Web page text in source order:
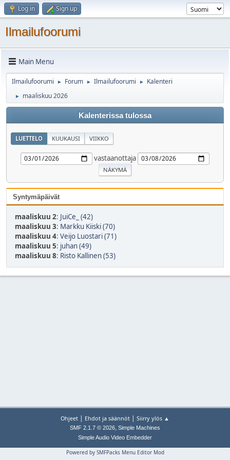
Log in Sign up
Ilmailufoorumi
Main Menu
Ilmailufoorumi ► Forum ► Ilmailufoorumi ► Kalenteri
► maaliskuu 2026
Kalenterissa tulossa
LUETTELO KUUKAUSI VIIKKO
vastaanottaja
Syntymäpäivät
maaliskuu 2: JuiCe_ (42)
maaliskuu 3: Markku Kiiski (70)
maaliskuu 4: Veijo Luostari (71)
maaliskuu 5: juhan (49)
maaliskuu 8: Risto Kallinen (53)
Ohjeet | Ehdot ja säännöt | Siirry ylös ▲
SMF 2.1.7 © 2026, Simple Machines
Simple Audio Video Embedder
Powered by SMFPacks Menu Editor Mod